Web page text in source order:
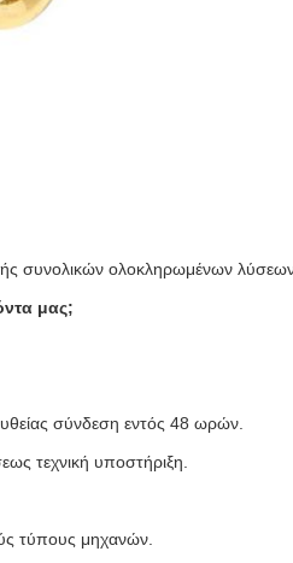
συνολικών ολοκληρωμένων
μας;
σύνδεση εντός 48 ωρών.
τεχνική υποστήριξη.
τύπους μηχανών.